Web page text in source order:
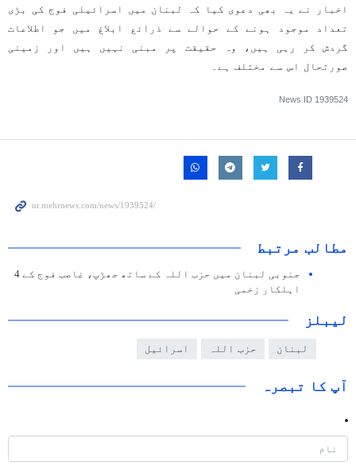
اخبار نے یہ بھی دعوی کیا کہ لبنان میں اسرائیلی فوج کی بڑی
تعداد موجود ہونے کے حوالے سے ذرائع ابلاغ میں جو اطلاعات
گردش کر رہی ہیں، وہ حقیقت پر مبنی نہیں ہیں اور زمینی
صورتحال اس سے مختلف ہے۔
News ID 1939524
مطالب مرتبط
جنوبی لبنان میں حزب اللہ کے ساتھ جھڑپ، غاصب فوج کے 4
اہلکار زخمی
لیبلز
لبنان حزب اللہ اسرائیل
آپ کا تبصرہ